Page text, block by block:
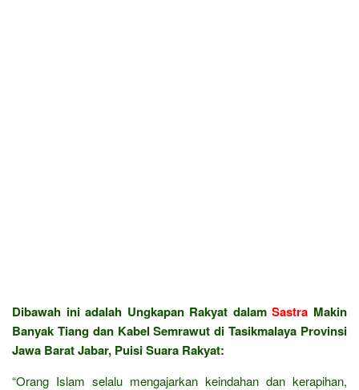
Dibawah ini adalah Ungkapan Rakyat dalamSastra Makin
Banyak Tiang dan Kabel Semrawut di Tasikmalaya Provinsi
Jawa Barat Jabar, Puisi Suara Rakyat:
“Orang Islam selalu mengajarkan keindahan dan kerapihan,